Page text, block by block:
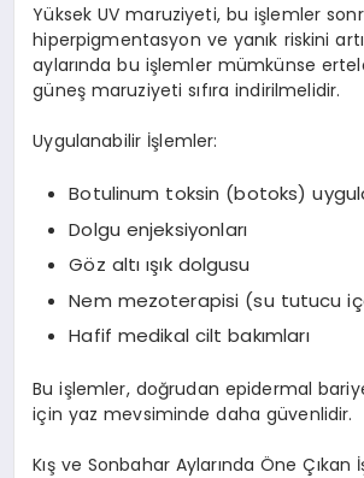
Yüksek UV maruziyeti, bu işlemler
hiperpigmentasyon ve yanık riskini
aylarında bu işlemler mümkünse
güneş maruziyeti sıfıra indirilmelidir.
Uygulanabilir İşlemler:
Botulinum toksin (botoks)
Dolgu enjeksiyonları
Göz altı ışık dolgusu
Nem mezoterapisi (su tutucu
Hafif medikal cilt bakımları
Bu işlemler, doğrudan epidermal
için yaz mevsiminde daha güvenlidir.
Kış ve Sonbahar Aylarında Öne Çıkan